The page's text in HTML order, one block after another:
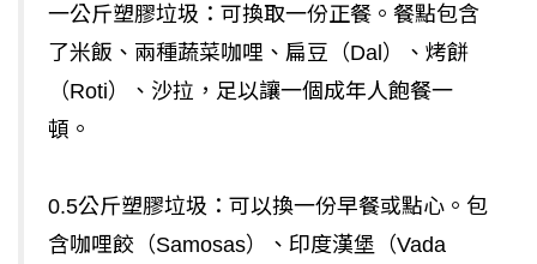
一公斤塑膠垃圾：可換取一份正餐。餐點包含
了米飯、兩種蔬菜咖哩、扁豆（Dal）、烤餅
（Roti）、沙拉，足以讓一個成年人飽餐一
頓。
0.5公斤塑膠垃圾：可以換一份早餐或點心。包
含咖哩餃（Samosas）、印度漢堡（Vada